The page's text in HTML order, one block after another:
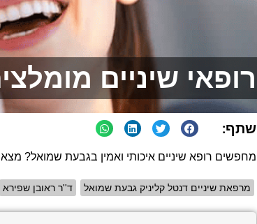
רופאי שיניים
שתף:
מחפשים רופא שיניים איכותי ואמין בגבעת שמואל?
מרפאת שיניים דנטל קליניק גבעת שמואל ד''ר ראובן שפירא